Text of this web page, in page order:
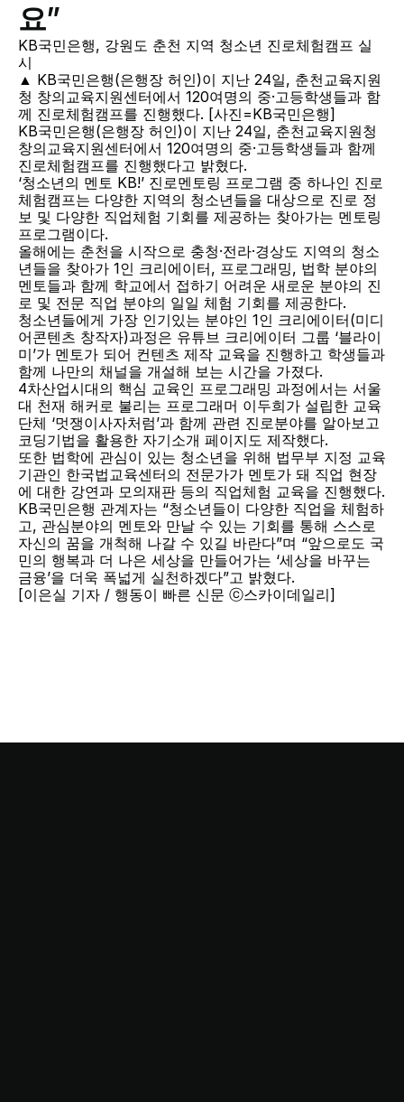
요”
KB국민은행, 강원도 춘천 지역 청소년 진로체험캠프 실
시
▲ KB국민은행(은행장 허인)이 지난 24일, 춘천교육지원
청 창의교육지원센터에서 120여명의 중·고등학생들과 함
께 진로체험캠프를 진행했다. [사진=KB국민은행]
KB국민은행(은행장 허인)이 지난 24일, 춘천교육지원청
창의교육지원센터에서 120여명의 중·고등학생들과 함께
진로체험캠프를 진행했다고 밝혔다.
‘청소년의 멘토 KB!’ 진로멘토링 프로그램 중 하나인 진로
체험캠프는 다양한 지역의 청소년들을 대상으로 진로 정
보 및 다양한 직업체험 기회를 제공하는 찾아가는 멘토링
프로그램이다.
올해에는 춘천을 시작으로 충청·전라·경상도 지역의 청소
년들을 찾아가 1인 크리에이터, 프로그래밍, 법학 분야의
멘토들과 함께 학교에서 접하기 어려운 새로운 분야의 진
로 및 전문 직업 분야의 일일 체험 기회를 제공한다.
청소년들에게 가장 인기있는 분야인 1인 크리에이터(미디
어콘텐츠 창작자)과정은 유튜브 크리에이터 그룹 ‘블라이
미’가 멘토가 되어 컨텐츠 제작 교육을 진행하고 학생들과
함께 나만의 채널을 개설해 보는 시간을 가졌다.
4차산업시대의 핵심 교육인 프로그래밍 과정에서는 서울
대 천재 해커로 불리는 프로그래머 이두희가 설립한 교육
단체 ‘멋쟁이사자처럼’과 함께 관련 진로분야를 알아보고
코딩기법을 활용한 자기소개 페이지도 제작했다.
또한 법학에 관심이 있는 청소년을 위해 법무부 지정 교육
기관인 한국법교육센터의 전문가가 멘토가 돼 직업 현장
에 대한 강연과 모의재판 등의 직업체험 교육을 진행했다.
KB국민은행 관계자는 “청소년들이 다양한 직업을 체험하
고, 관심분야의 멘토와 만날 수 있는 기회를 통해 스스로
자신의 꿈을 개척해 나갈 수 있길 바란다”며 “앞으로도 국
민의 행복과 더 나은 세상을 만들어가는 ‘세상을 바꾸는
금융’을 더욱 폭넓게 실천하겠다”고 밝혔다.
[이은실 기자 / 행동이 빠른 신문 ⓒ스카이데일리]